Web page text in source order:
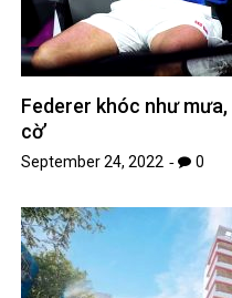
Federer khóc như mưa,
cờ’
September 24, 2022 0